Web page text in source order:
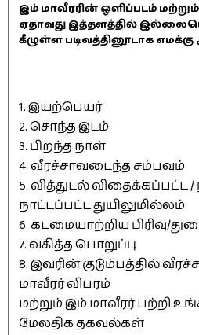
இம் மாவீரரின் ஒளிப்படம்
ஏதாவது இத்தளத்தில்
கீழுள்ள படிவத்தினூடாக
1. இயற்பெயர்
2. சொந்த இடம்
3. பிறந்த நாள்
4. வீரச்சாவடைந்த சம்பவம்
5. வித்துடல் விதைக்கப்பட்ட
நாட்டப்பட்ட துயிலுமில்லம்
6. கடமையாற்றிய பிரிவு/
7. வகித்த பொறுப்பு
8. இவரின் குடும்பத்தில்
மாவீரர் விபரம்
மற்றும் இம் மாவீரர் பற்றி
மேலதிக தகவல்கள்